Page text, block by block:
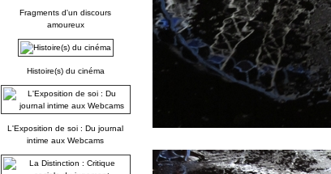
Fragments d'un discours
amoureux
Histoire(s) du cinéma
L'Exposition de soi : Du journal
intime aux Webcams